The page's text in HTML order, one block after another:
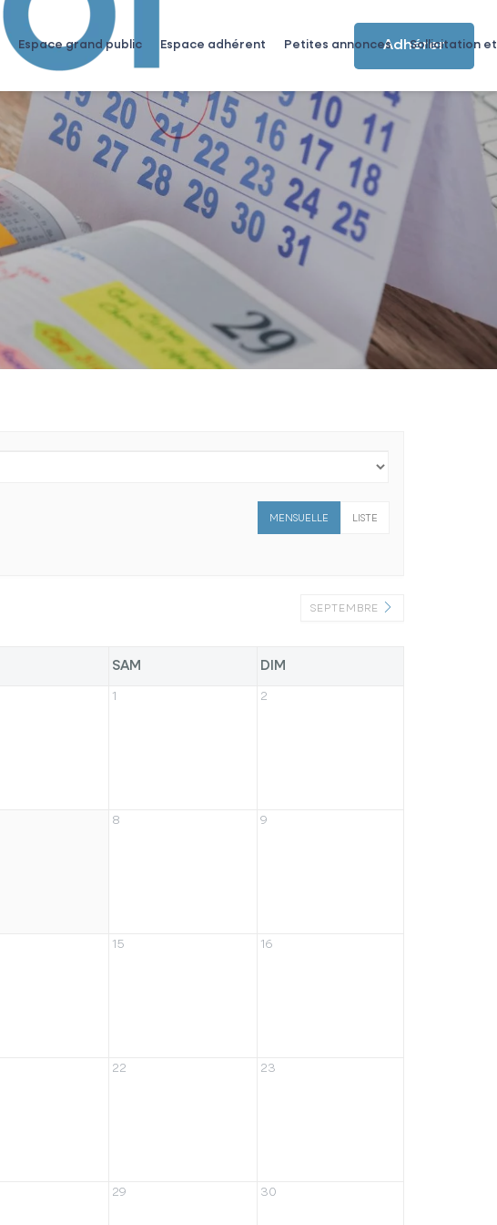
Espace grand public Espace adhérent Petites annonces Sollicitation et
Adhérer
MENSUELLE LISTE
SEPTEMBRE
SAM DIM
1 2
8 9
15 16
22 23
29 30